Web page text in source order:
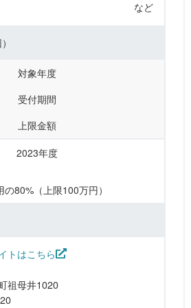
など
対象年度
受付期間
上限金額
2023年度
の80%（上限100万円）
トはこちら
祖母井1020